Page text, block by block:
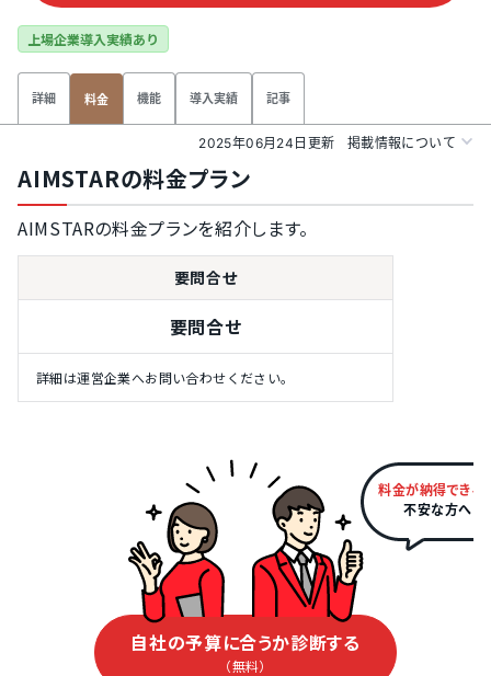
上場企業導入実績あり
詳細 料金 機能 導入実績 記事
2025年06月24日更新 掲載情報について
AIMSTARの料金プラン
AIMSTARの料金プランを紹介します。
要問合せ
要問合せ
詳細は運営企業へお問い合わせください。
料金が納得できる
不安な方へ
自社の予算に合うか診断する
（無料）